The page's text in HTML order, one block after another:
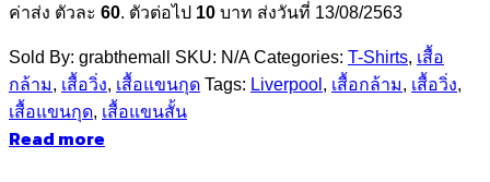
ค่าส่ง ตัวละ 60. ตัวต่อไป 10 บาท ส่งวันที่ 13/08/2563
Sold By: grabthemall SKU: N/A Categories: T-Shirts, เสื้อ
กล้าม, เสื้อวิ่ง, เสื้อแขนกุด Tags: Liverpool , เสื้อกล้าม, เสื้อวิ่ง,
เสื้อแขนกุด, เสื้อแขนสั้น
Read more